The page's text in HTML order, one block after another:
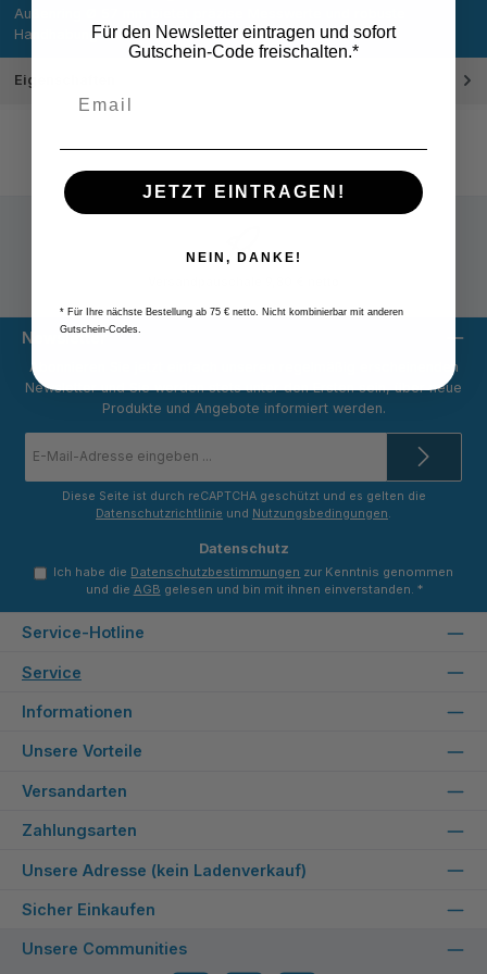
Außenring Ø 57 mm bietet präzise Messwerte und robuste
Handhabung d…Mehr
Eigenschaften
Newsletter
Abonnieren Sie jetzt einfach unseren regelmäßig erscheinenden
Newsletter und Sie werden stets unter den Ersten sein, über neue
Produkte und Angebote informiert werden.
Mail-
*
Diese Seite ist durch reCAPTCHA geschützt und es gelten die
Datenschutzrichtlinie und Nutzungsbedingungen.
Datenschutz
Ich habe die Datenschutzbestimmungen zur Kenntnis genommen
und die AGB gelesen und bin mit ihnen einverstanden. *
Service-Hotline
Service
Informationen
Unsere Vorteile
Versandarten
Zahlungsarten
Unsere Adresse (kein Ladenverkauf)
Sicher Einkaufen
Unsere Communities
Für den Newsletter eintragen und sofort
Gutschein-Code freischalten.*
JETZT EINTRAGEN!
NEIN, DANKE!
* Für Ihre nächste Bestellung ab 75 € netto. Nicht kombinierbar mit anderen
Gutschein-Codes.